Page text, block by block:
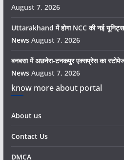
August 7, 2026
Uttarakhand में होगा NCC की नई
News August 7, 2026
बनबसा में अछनेरा-टनकपुर एक्सप्रेस का
News August 7, 2026
know more about portal
About us
Contact Us
DMCA